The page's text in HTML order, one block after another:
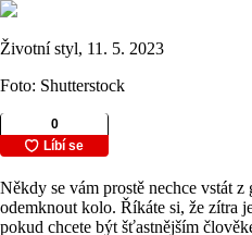
Životní styl, 11. 5. 2023
Foto: Shutterstock
Někdy se vám prostě nechce vstát
odemknout kolo. Říkáte si, že zítra
pokud chcete být šťastnějším